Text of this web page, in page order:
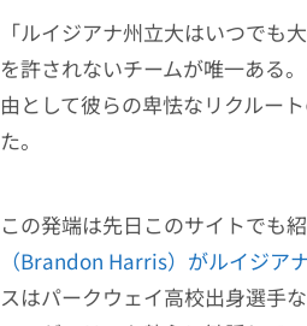
「ルイジアナ州立大はいつでも
を許されないチームが唯一ある
由として彼らの卑怯なリクルー
た。
この発端は先日このサイトでも
（Brandon Harris）がルイジア
スはパークウェイ高校出身選手